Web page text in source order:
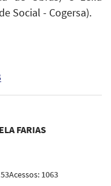
Social - Cogersa).
FARIAS
Acessos: 1063